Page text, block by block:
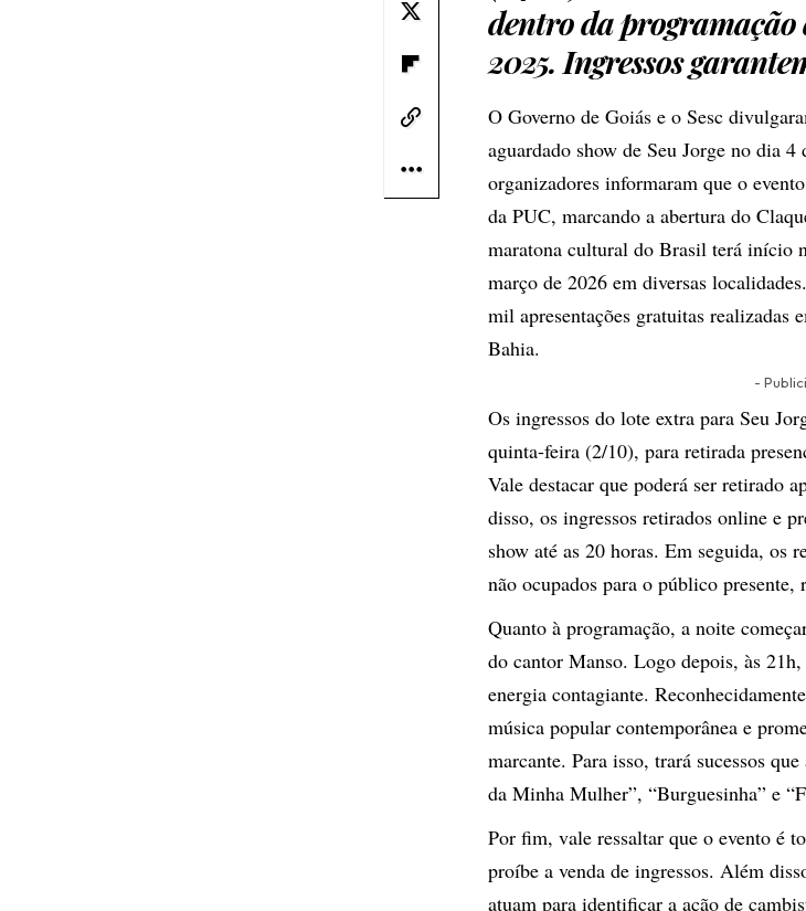
dentro da
2025. Ingressos
O Governo de Goiás e o Sesc
aguardado show de Seu Jorge no dia
organizadores informaram que o
da PUC, marcando a abertura do
maratona cultural do Brasil terá início
março de 2026 em diversas
mil apresentações gratuitas realizadas
Bahia.
-
Os ingressos do lote extra para Seu
quinta-feira (2/10), para retirada
Vale destacar que poderá ser retirado
disso, os ingressos retirados online e
show até as 20 horas. Em seguida, os
não ocupados para o público presente,
Quanto à programação, a noite
do cantor Manso. Logo depois, às
energia contagiante.
música popular contemporânea e
marcante. Para isso, trará sucessos
da Minha Mulher”, “Burguesinha” e
Por fim, vale ressaltar que o evento é
proíbe a venda de ingressos. Além
atuam para identificar a ação de